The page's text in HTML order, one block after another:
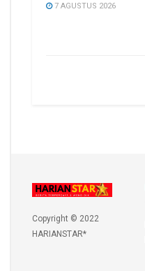
7 AGUSTUS 2026
Copyright © 2022
HARIANSTAR*